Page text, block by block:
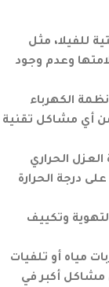
للفيلا، مثل
وعدم وجود
الكهرباء
أي مشاكل تقنية
الحراري
درجة الحرارة
وتكييف
مياه أو تلفيات
مشاكل أكبر في